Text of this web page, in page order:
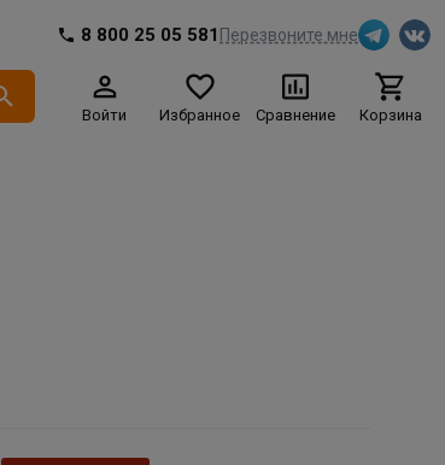
8 800 25 05 581 Перезвоните мне
Войти Избранное Сравнение Корзина